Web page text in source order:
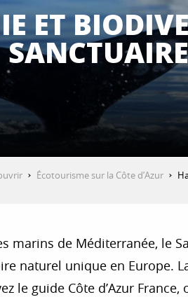
ET
Écotourisme sur la Côte d’Azur
de Méditerranée, le
naturel unique en Europe.
le guide Côte d’Azur